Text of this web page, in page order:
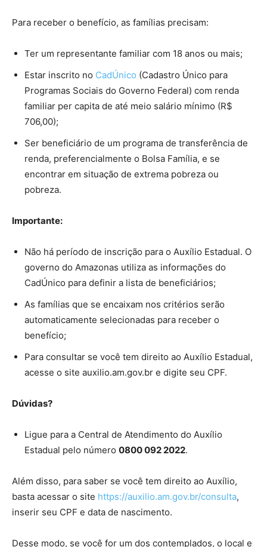
Para receber o benefício, as famílias precisam:
Ter um representante familiar com 18 anos ou mais;
Estar inscrito no CadÚnico (Cadastro Único para
Programas Sociais do Governo Federal) com renda
familiar per capita de até meio salário mínimo (R$
706,00);
Ser beneficiário de um programa de transferência de
renda, preferencialmente o Bolsa Família, e se
encontrar em situação de extrema pobreza ou
pobreza.
Importante:
Não há período de inscrição para o Auxílio Estadual. O
governo do Amazonas utiliza as informações do
CadÚnico para definir a lista de beneficiários;
As famílias que se encaixam nos critérios serão
automaticamente selecionadas para receber o
benefício;
Para consultar se você tem direito ao Auxílio Estadual,
acesse o site auxilio.am.gov.br e digite seu CPF.
Dúvidas?
Ligue para a Central de Atendimento do Auxílio
Estadual pelo número 0800 092 2022.
Além disso, para saber se você tem direito ao Auxílio,
basta acessar o site https://auxilio.am.gov.br/consulta,
inserir seu CPF e data de nascimento.
Desse modo, se você for um dos contemplados, o local e